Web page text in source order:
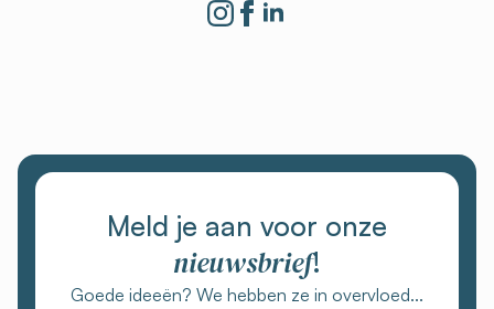
Meld je aan voor onze
nieuwsbrief!
Goede ideeën? We hebben ze in overvloed...